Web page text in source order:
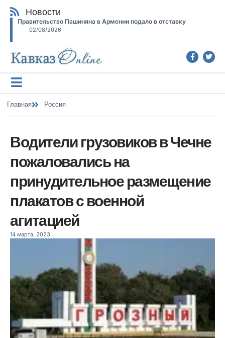
Новости
Правительство Пашиняна в Армении подало в отставку
02/08/2026
Главная Россия
Водители грузовиков в Чечне
пожаловались на
принудительное размещение
плакатов с военной
агитацией
14 марта, 2023